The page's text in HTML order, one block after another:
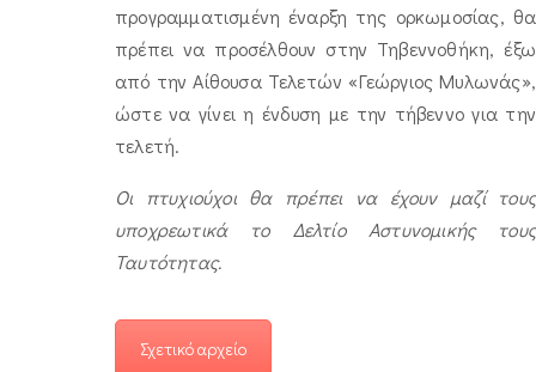
προγραμματισμένη έναρξη της ορκωμοσίας, θα
πρέπει να προσέλθουν στην Τηβεννοθήκη, έξω
από την Αίθουσα Τελετών «Γεώργιος Μυλωνάς»,
ώστε να γίνει η ένδυση με την τήβεννο για την
τελετή.
Οι πτυχιούχοι θα πρέπει να έχουν μαζί τους
υποχρεωτικά το Δελτίο Αστυνομικής τους
Ταυτότητας.
Σχετικό αρχείο